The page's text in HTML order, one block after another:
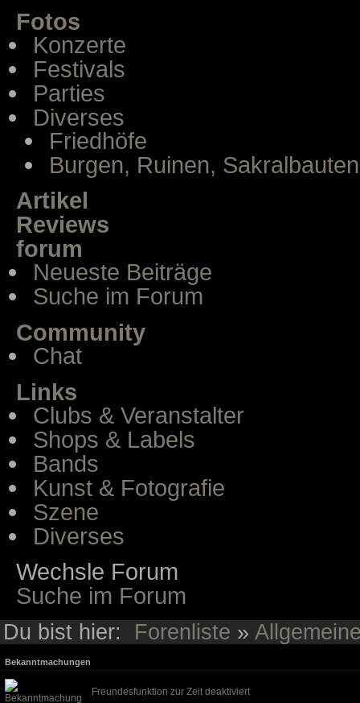
Fotos
Konzerte
Festivals
Parties
Diverses
Friedhöfe
Burgen, Ruinen, Sakralbauten
Artikel
Reviews
forum
Neueste Beiträge
Suche im Forum
Community
Chat
Links
Clubs & Veranstalter
Shops & Labels
Bands
Kunst & Fotografie
Szene
Diverses
Wechsle Forum
Suche im Forum
Du bist hier: Forenliste »
Bekanntmachungen
Freundesfunktion zur Zeit deaktiviert